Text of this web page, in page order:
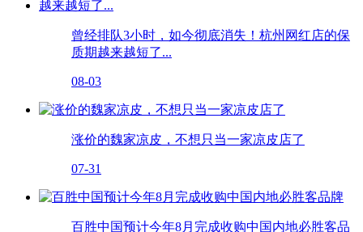
曾经排队3小时，如今彻底消失！杭州网红店的保
质期越来越短了...
08-03
涨价的魏家凉皮，不想只当一家凉皮店了
07-31
百胜中国预计今年8月完成收购中国内地必胜客品